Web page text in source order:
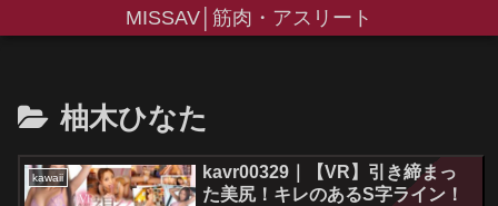
MISSAV│筋肉・アスリート
柚木ひなた
kawaii
kavr00329｜【VR】引き締まっ
た美尻！キレのあるS字ライン！